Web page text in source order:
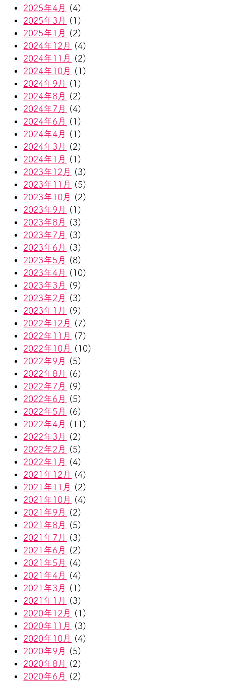
2025年4月
(4)
2025年3月
(1)
2025年1月
(2)
2024年12月
(4)
2024年11月
(2)
2024年10月
(1)
2024年9月
(1)
2024年8月
(2)
2024年7月
(4)
2024年6月
(1)
2024年4月
(1)
2024年3月
(2)
2024年1月
(1)
2023年12月
(3)
2023年11月
(5)
2023年10月
(2)
2023年9月
(1)
2023年8月
(3)
2023年7月
(3)
2023年6月
(3)
2023年5月
(8)
2023年4月
(10)
2023年3月
(9)
2023年2月
(3)
2023年1月
(9)
2022年12月
(7)
2022年11月
(7)
2022年10月
(10)
2022年9月
(5)
2022年8月
(6)
2022年7月
(9)
2022年6月
(5)
2022年5月
(6)
2022年4月
(11)
2022年3月
(2)
2022年2月
(5)
2022年1月
(4)
2021年12月
(4)
2021年11月
(2)
2021年10月
(4)
2021年9月
(2)
2021年8月
(5)
2021年7月
(3)
2021年6月
(2)
2021年5月
(4)
2021年4月
(4)
2021年3月
(1)
2021年1月
(3)
2020年12月
(1)
2020年11月
(3)
2020年10月
(4)
2020年9月
(5)
2020年8月
(2)
2020年6月
(2)